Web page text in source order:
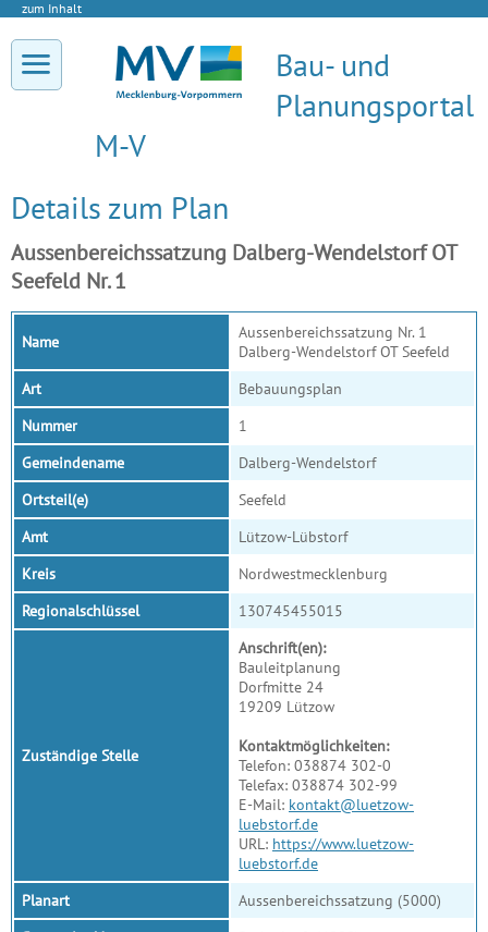
zum Inhalt
Bau- und
Planungsportal
M-V
Details zum Plan
Aussenbereichssatzung Dalberg-Wendelstorf OT
Seefeld Nr. 1
Name
Aussenbereichssatzung Nr. 1
Dalberg-Wendelstorf OT Seefeld
Art
Bebauungsplan
Nummer
1
Gemeindename
Dalberg-Wendelstorf
Ortsteil(e)
Seefeld
Amt
Lützow-Lübstorf
Kreis
Nordwestmecklenburg
Regionalschlüssel
130745455015
Zuständige Stelle
Anschrift(en):
Bauleitplanung
Dorfmitte 24
19209 Lützow
Kontaktmöglichkeiten:
Telefon: 038874 302-0
Telefax: 038874 302-99
E-Mail: kontakt@luetzow-
luebstorf.de
URL: https://www.luetzow-
luebstorf.de
Planart
Aussenbereichssatzung (5000)